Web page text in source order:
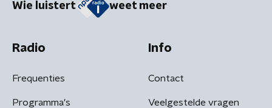
Wie luistert weet meer
Radio
Frequenties
Programma's
Info
Contact
Veelgestelde vragen